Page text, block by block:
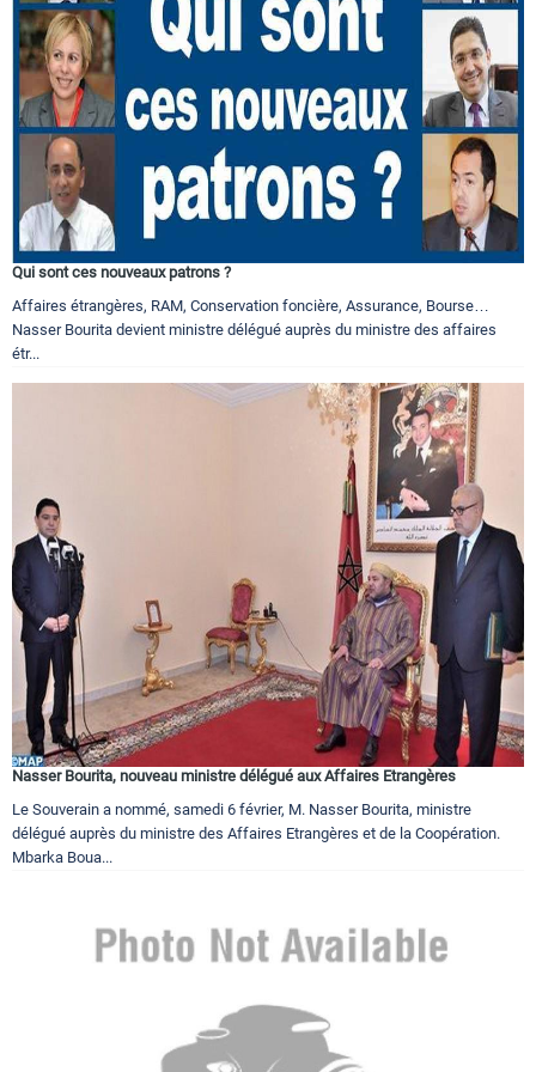
Qui sont ces nouveaux patrons ?
Affaires étrangères, RAM, Conservation foncière, Assurance, Bourse…
Nasser Bourita devient ministre délégué auprès du ministre des affaires
étr...
Nasser Bourita, nouveau ministre délégué aux Affaires Etrangères
Le Souverain a nommé, samedi 6 février, M. Nasser Bourita, ministre
délégué auprès du ministre des Affaires Etrangères et de la Coopération.
Mbarka Boua...